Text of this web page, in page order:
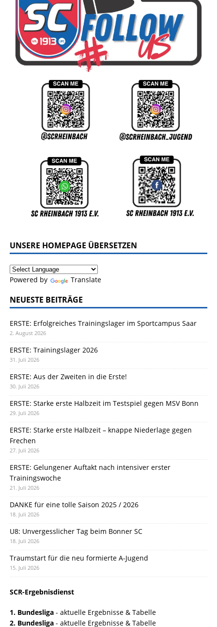
UNSERE HOMEPAGE ÜBERSETZEN
Powered by Translate
NEUESTE BEITRÄGE
ERSTE: Erfolgreiches Trainingslager im Sportcampus Saar
2. August 2026
ERSTE: Trainingslager 2026
31. Juli 2026
ERSTE: Aus der Zweiten in die Erste!
30. Juli 2026
ERSTE: Starke erste Halbzeit im Testspiel gegen MSV Bonn
29. Juli 2026
ERSTE: Starke erste Halbzeit – knappe Niederlage gegen
Frechen
27. Juli 2026
ERSTE: Gelungener Auftakt nach intensiver erster
Trainingswoche
21. Juli 2026
DANKE für eine tolle Saison 2025 / 2026
18. Juli 2026
U8: Unvergesslicher Tag beim Bonner SC
18. Juli 2026
Traumstart für die neu formierte A-Jugend
15. Juli 2026
SCR-Ergebnisdienst
1. Bundesliga - aktuelle Ergebnisse & Tabelle
2. Bundesliga - aktuelle Ergebnisse & Tabelle